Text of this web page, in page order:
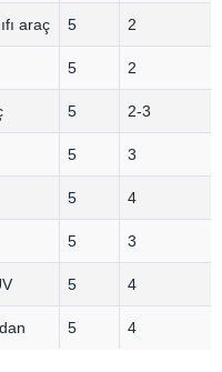
araç 5 2
5 2
5 2-3
5 3
5 4
5 3
5 4
5 4